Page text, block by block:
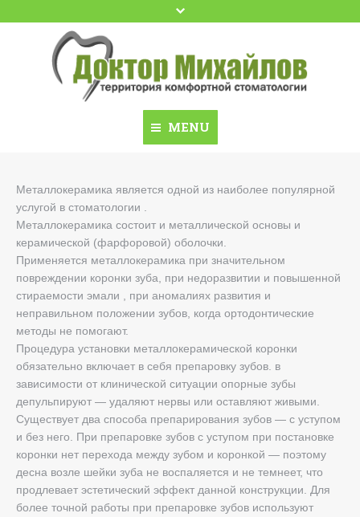
MENU
Kontakte
Beratung
Preise
Dr. Mikhaylov
Dental Travel Ukraine
Aktien
Доктор Михайлов
Dental School
Dental Travel Ukraine
Bewertungen
Металлокерамика является одной из наиболее популярной
услугой в стоматологии .
Металлокерамика состоит и металлической основы и
керамической (фарфоровой) оболочки.
Применяется металлокерамика при значительном
повреждении коронки зуба, при недоразвитии и повышенной
стираемости эмали , при аномалиях развития и
неправильном положении зубов, когда ортодонтические
методы не помогают.
Процедура установки металлокерамической коронки
обязательно включает в себя препаровку зубов. в
зависимости от клинической ситуации опорные зубы
депульпируют — удаляют нервы или оставляют живыми.
Существует два способа препарирования зубов — с уступом
и без него. При препаровке зубов с уступом при постановке
коронки нет перехода между зубом и коронкой — поэтому
десна возле шейки зуба не воспаляется и не темнеет, что
продлевает эстетический эффект данной конструкции. Для
более точной работы при препаровке зубов используют